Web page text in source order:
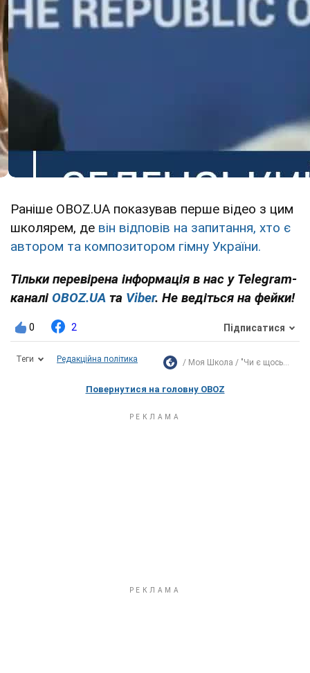
Раніше OBOZ.UA показував перше відео з цим
школярем, де він відповів на запитання, хто є
автором та композитором гімну України.
Тільки перевірена інформація в нас у Telegram-
каналі OBOZ.UA та Viber. Не ведіться на фейки!
0 2 Підписатися
Теги Редакційна політика Моя Школа "Чи є щось...
Повернутися на головну OBOZ